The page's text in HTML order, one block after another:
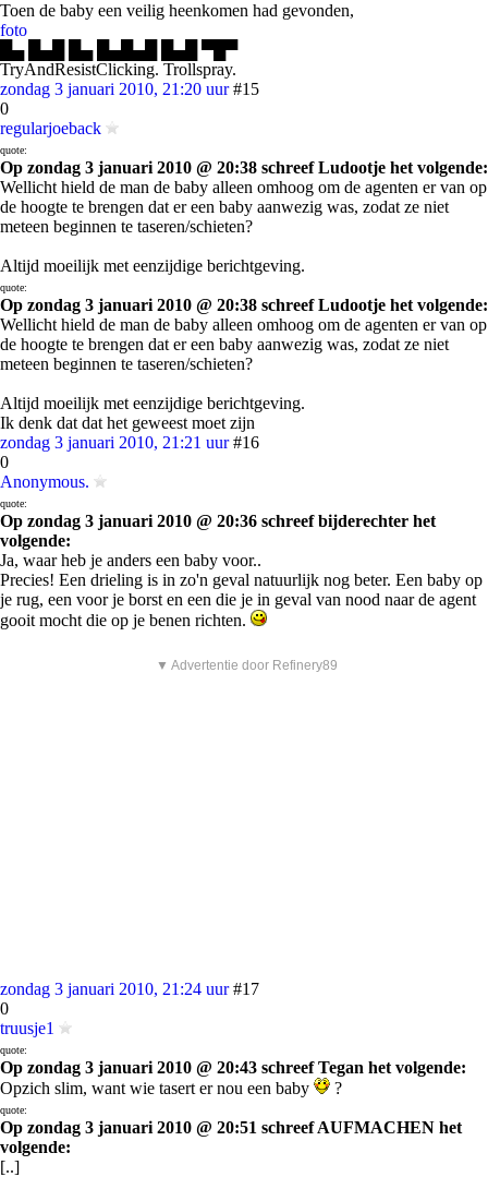
Toen de baby een veilig heenkomen had gevonden,
foto
█▄ █▄█ █▄ █▄█▄█ █▄█ ▀█▀
TryAndResistClicking. Trollspray.
zondag 3 januari 2010, 21:20 uur #15
0
regularjoeback
quote:
Op zondag 3 januari 2010 @ 20:38 schreef Ludootje het volgende:
Wellicht hield de man de baby alleen omhoog om de agenten er van op
de hoogte te brengen dat er een baby aanwezig was, zodat ze niet
meteen beginnen te taseren/schieten?
Altijd moeilijk met eenzijdige berichtgeving.
quote:
Op zondag 3 januari 2010 @ 20:38 schreef Ludootje het volgende:
Wellicht hield de man de baby alleen omhoog om de agenten er van op
de hoogte te brengen dat er een baby aanwezig was, zodat ze niet
meteen beginnen te taseren/schieten?
Altijd moeilijk met eenzijdige berichtgeving.
Ik denk dat dat het geweest moet zijn
zondag 3 januari 2010, 21:21 uur #16
0
Anonymous.
quote:
Op zondag 3 januari 2010 @ 20:36 schreef bijderechter het
volgende:
Ja, waar heb je anders een baby voor..
Precies! Een drieling is in zo'n geval natuurlijk nog beter. Een baby op
je rug, een voor je borst en een die je in geval van nood naar de agent
gooit mocht die op je benen richten.
▼ Advertentie door Refinery89
zondag 3 januari 2010, 21:24 uur #17
0
truusje1
quote:
Op zondag 3 januari 2010 @ 20:43 schreef Tegan het volgende:
Opzich slim, want wie tasert er nou een baby
?
quote:
Op zondag 3 januari 2010 @ 20:51 schreef AUFMACHEN het
volgende:
[..]